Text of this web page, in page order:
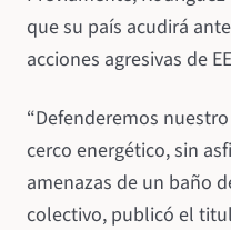
que su país acudirá
acciones agresivas de
“Defenderemos
cerco energético, sin
amenazas de un baño
colectivo, publicó el